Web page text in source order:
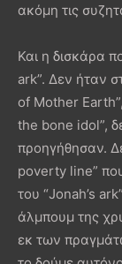
ακόμη τις
Και η δισκάρα
ark”. Δεν ήταν
of Mother
the bone idol”,
προηγήθησαν.
poverty line”
του “Jonah’s
άλμπουμ της
εκ των